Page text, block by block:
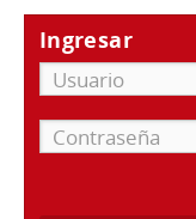
Ingresar